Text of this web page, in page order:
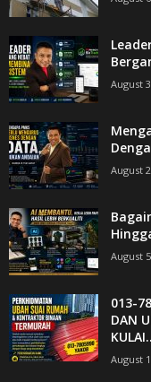
August
August
August
013-
DAN
August